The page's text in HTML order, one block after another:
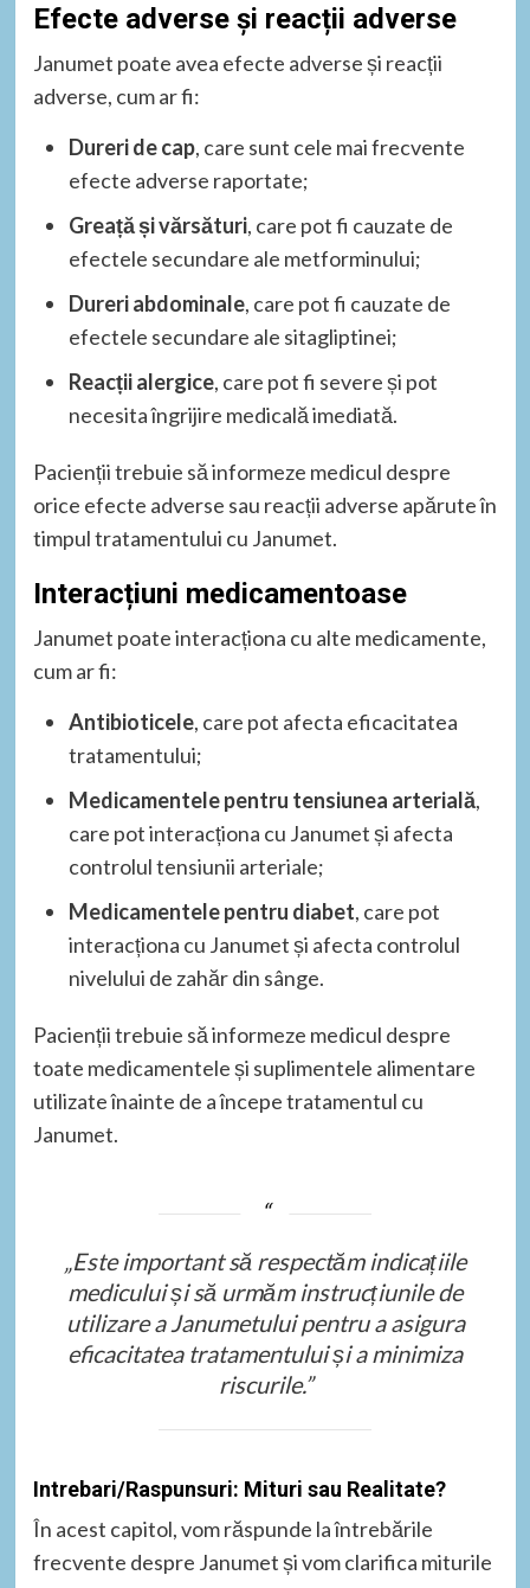
Efecte adverse și reacții adverse
Janumet poate avea efecte adverse și reacții
adverse, cum ar fi:
Dureri de cap, care sunt cele mai frecvente
efecte adverse raportate;
Greață și vărsături, care pot fi cauzate de
efectele secundare ale metforminului;
Dureri abdominale, care pot fi cauzate de
efectele secundare ale sitagliptinei;
Reacții alergice, care pot fi severe și pot
necesita îngrijire medicală imediată.
Pacienții trebuie să informeze medicul despre
orice efecte adverse sau reacții adverse apărute în
timpul tratamentului cu Janumet.
Interacțiuni medicamentoase
Janumet poate interacționa cu alte medicamente,
cum ar fi:
Antibioticele, care pot afecta eficacitatea
tratamentului;
Medicamentele pentru tensiunea arterială,
care pot interacționa cu Janumet și afecta
controlul tensiunii arteriale;
Medicamentele pentru diabet, care pot
interacționa cu Janumet și afecta controlul
nivelului de zahăr din sânge.
Pacienții trebuie să informeze medicul despre
toate medicamentele și suplimentele alimentare
utilizate înainte de a începe tratamentul cu
Janumet.
„Este important să respectăm indicațiile
medicului și să urmăm instrucțiunile de
utilizare a Janumetului pentru a asigura
eficacitatea tratamentului și a minimiza
riscurile.”
Intrebari/Raspunsuri: Mituri sau Realitate?
În acest capitol, vom răspunde la întrebările
frecvente despre Janumet și vom clarifica miturile